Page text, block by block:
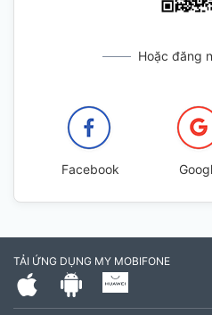
Hoặc đăng
Facebook
TẢI ỨNG DỤNG MY MOBIFONE